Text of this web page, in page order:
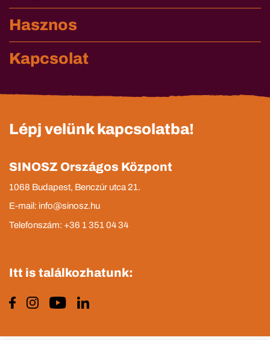
Hasznos
Kapcsolat
Lépj velünk kapcsolatba!
SINOSZ Országos Központ
1068 Budapest, Benczúr utca 21.
E-mail: info@sinosz.hu
Telefonszám: +36 1 351 04 34
Itt is találkozhatunk: